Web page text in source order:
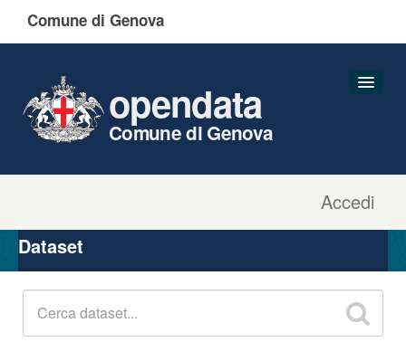
Comune di Genova
Accedi
opendata
Comune di Genova
Organizzazioni
Gruppi
Dataset